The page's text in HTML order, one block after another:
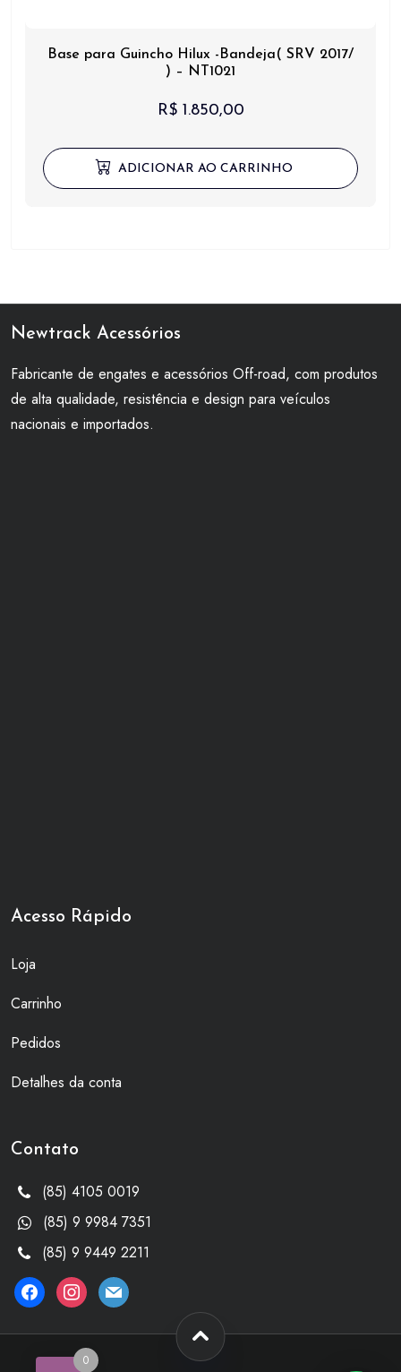
Base para Guincho Hilux -Bandeja( SRV 2017/
) – NT1021
R$1.850,00
ADICIONAR AO CARRINHO
Newtrack Acessórios
Fabricante de engates e acessórios Off-road, com produtos
de alta qualidade, resistência e design para veículos
nacionais e importados.
Acesso Rápido
Loja
Carrinho
Pedidos
Detalhes da conta
Contato
(85) 4105 0019
(85) 9 9984 7351
(85) 9 9449 2211
facebookinstagram
mail
0